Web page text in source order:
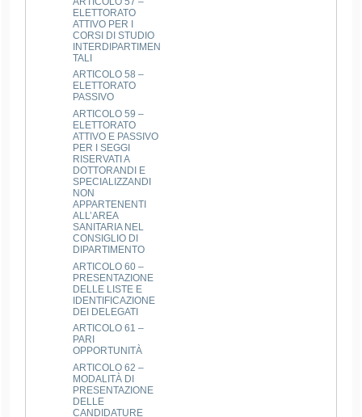
ELETTORATO
ATTIVO PER I
CORSI DI STUDIO
INTERDIPARTIMEN
TALI
ARTICOLO 58 –
ELETTORATO
PASSIVO
ARTICOLO 59 –
ELETTORATO
ATTIVO E PASSIVO
PER I SEGGI
RISERVATI A
DOTTORANDI E
SPECIALIZZANDI
NON
APPARTENENTI
ALL’AREA
SANITARIA NEL
CONSIGLIO DI
DIPARTIMENTO
ARTICOLO 60 –
PRESENTAZIONE
DELLE LISTE E
IDENTIFICAZIONE
DEI DELEGATI
ARTICOLO 61 –
PARI
OPPORTUNITÀ
ARTICOLO 62 –
MODALITÀ DI
PRESENTAZIONE
DELLE
CANDIDATURE